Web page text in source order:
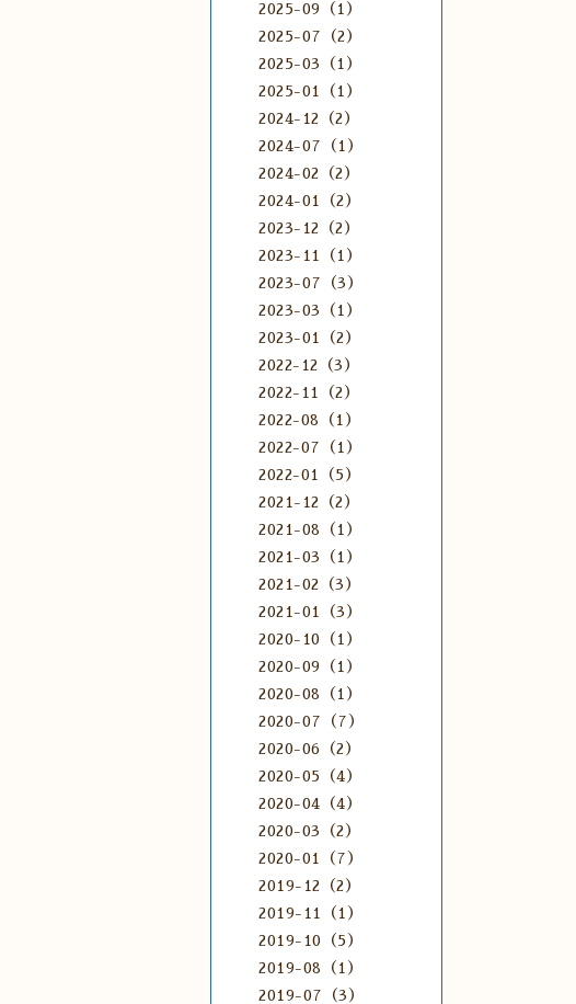
2025-09（1）
2025-07（2）
2025-03（1）
2025-01（1）
2024-12（2）
2024-07（1）
2024-02（2）
2024-01（2）
2023-12（2）
2023-11（1）
2023-07（3）
2023-03（1）
2023-01（2）
2022-12（3）
2022-11（2）
2022-08（1）
2022-07（1）
2022-01（5）
2021-12（2）
2021-08（1）
2021-03（1）
2021-02（3）
2021-01（3）
2020-10（1）
2020-09（1）
2020-08（1）
2020-07（7）
2020-06（2）
2020-05（4）
2020-04（4）
2020-03（2）
2020-01（7）
2019-12（2）
2019-11（1）
2019-10（5）
2019-08（1）
2019-07（3）